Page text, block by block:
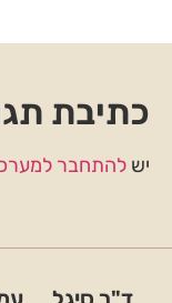
כתיבת
יש להתחבר